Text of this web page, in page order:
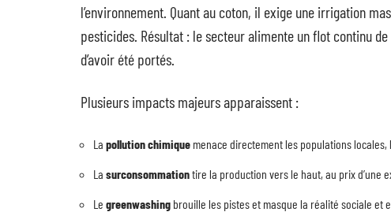
l’environnement. Quant au coton, il exige une irrigation
pesticides. Résultat : le secteur alimente un flot continu
d’avoir été portés.
Plusieurs impacts majeurs apparaissent :
La pollution chimique menace directement les populations locales,
La surconsommationtire la production vers le haut, au prix d’une
Le greenwashing brouille les pistes et masque la réalité sociale et